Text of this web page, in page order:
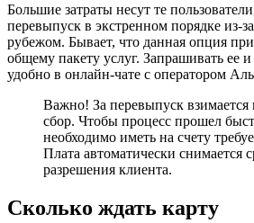
Большие затраты несут те
перевыпуск в экстренном порядке из-
рубежом. Бывает, что данная опция
общему пакету услуг. Запрашивать ее
удобно в онлайн-чате с оператором
Важно! За перевыпуск
сбор. Чтобы процесс прошел
необходимо иметь на счету
Плата автоматически снимается
разрешения клиента.
Сколько ждать карту